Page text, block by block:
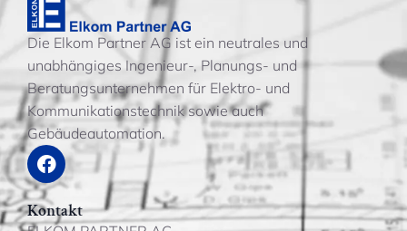
Die Elkom Partner AG ist ein neutrales und
unabhängiges Ingenieur-, Planungs- und
Beratungsunternehmen für Elektro- und
Kommunikationstechnik sowie auch
Gebäudeautomation.
Kontakt